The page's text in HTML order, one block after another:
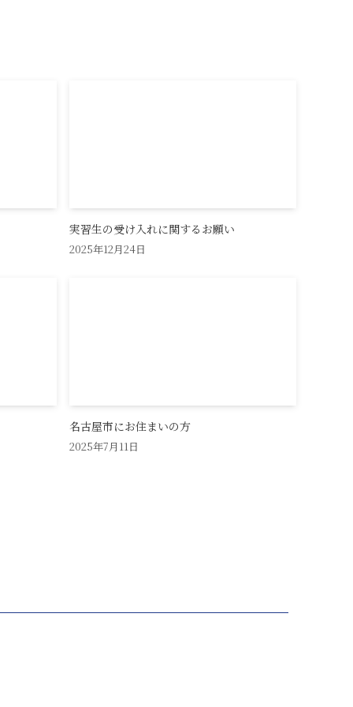
実習生の受け入れに関するお願い
2025年12月24日
名古屋市にお住まいの方
2025年7月11日